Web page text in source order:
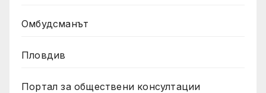
Омбудсманът
Пловдив
Портал за обществени консултации